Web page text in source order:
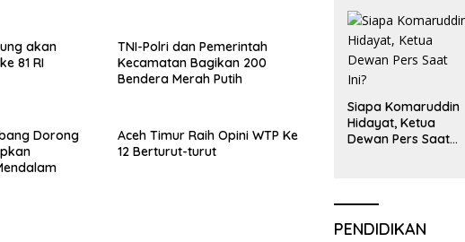
akan
81 RI
TNI-Polri dan Pemerintah
Kecamatan Bagikan 200
Bendera Merah Putih
Dorong
Aceh Timur Raih Opini WTP Ke
12 Berturut-turut
Siapa Komaruddin
Hidayat, Ketua
Dewan Pers Saat
PENDIDIKAN